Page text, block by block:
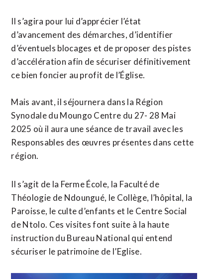
Il s’agira pour lui d’apprécier l’état
d’avancement des démarches, d’identifier
d’éventuels blocages et de proposer des pistes
d’accélération afin de sécuriser définitivement
ce bien foncier au profit de l’Église.
Mais avant, il séjournera dans la Région
Synodale du Moungo Centre du 27- 28 Mai
2025 où il aura une séance de travail avec les
Responsables des œuvres présentes dans cette
région.
Il s’agit de la Ferme École, la Faculté de
Théologie de Ndoungué, le Collège, l’hôpital, la
Paroisse, le culte d’enfants et le Centre Social
de Ntolo. Ces visites font suite à la haute
instruction du Bureau National qui entend
sécuriser le patrimoine de l’Eglise.